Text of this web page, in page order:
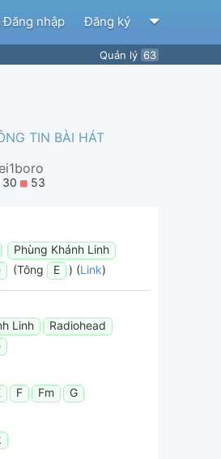
Đăng nhập Đăng ký
Quản lý 63
TIN BÀI HÁT
30 53
Phùng Khánh Linh
(Tông E ) (Link)
Linh
Radiohead
F Fm G